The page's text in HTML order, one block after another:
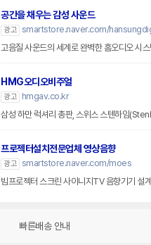
공간을 채우는 감성 사운드
광고 smartstore.naver.com/
고음질 사운드의 세계로 완벽한 홈오디오 시스
HMG오디오비주얼
광고
hmgav.co.kr
삼성 하만 럭셔리 총판, 스위스 스텐하임
프로젝터설치전문업체 영상음향
광고 smartstore.naver.com/moes
빔프로젝터 스크린 사이니지TV 음향기기 설
빠른배송 안내